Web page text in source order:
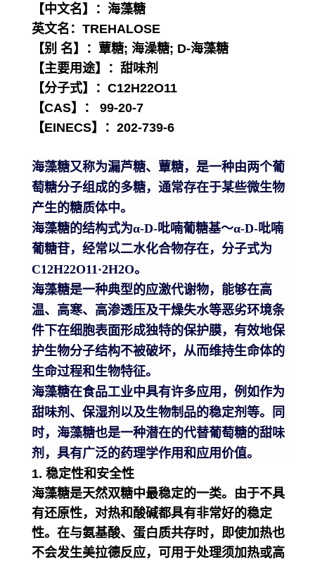
【中文名】：海藻糖
英文名：TREHALOSE
【别 名】：蕈糖; 海澡糖; D-海藻糖
【主要用途】：甜味剂
【分子式】：C12H22O11
【CAS】： 99-20-7
【EINECS】：202-739-6
海藻糖又称为漏芦糖、蕈糖，是一种由两个葡
萄糖分子组成的多糖，通常存在于某些微生物
产生的糖质体中。
海藻糖的结构式为α-D-吡喃葡糖基～α-D-吡喃
葡糖苷，经常以二水化合物存在，分子式为
C12H22O11·2H2O。
海藻糖是一种典型的应激代谢物，能够在高
温、高寒、高渗透压及干燥失水等恶劣环境条
件下在细胞表面形成独特的保护膜，有效地保
护生物分子结构不被破坏，从而维持生命体的
生命过程和生物特征。
海藻糖在食品工业中具有许多应用，例如作为
甜味剂、保湿剂以及生物制品的稳定剂等。同
时，海藻糖也是一种潜在的代替葡萄糖的甜味
剂，具有广泛的药理学作用和应用价值。
1. 稳定性和安全性
海藻糖是天然双糖中最稳定的一类。由于不具
有还原性，对热和酸碱都具有非常好的稳定
性。在与氨基酸、蛋白质共存时，即使加热也
不会发生美拉德反应，可用于处理须加热或高